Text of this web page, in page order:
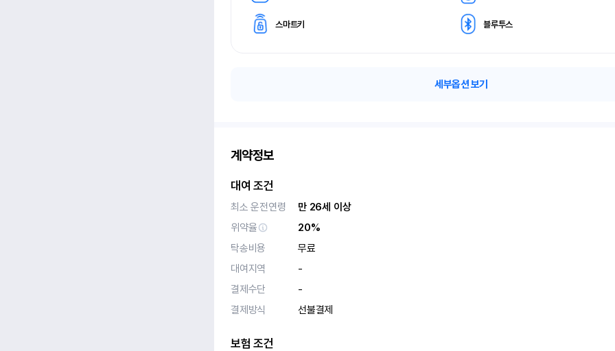
스마트키 블루투스
세부옵션 보기
계약정보
대여 조건
최소 운전연령
만 26세 이상
위약율
20%
탁송비용
무료
대여지역
-
결제수단
-
결제방식
선불결제
보험 조건